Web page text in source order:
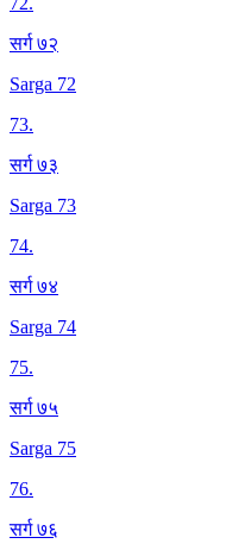
सर्ग ७२
Sarga 72
73.
सर्ग ७३
Sarga 73
74.
सर्ग ७४
Sarga 74
75.
सर्ग ७५
Sarga 75
76.
सर्ग ७६